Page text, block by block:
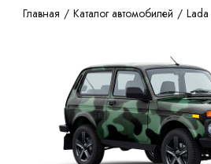
Главная Каталог автомобилей Lada